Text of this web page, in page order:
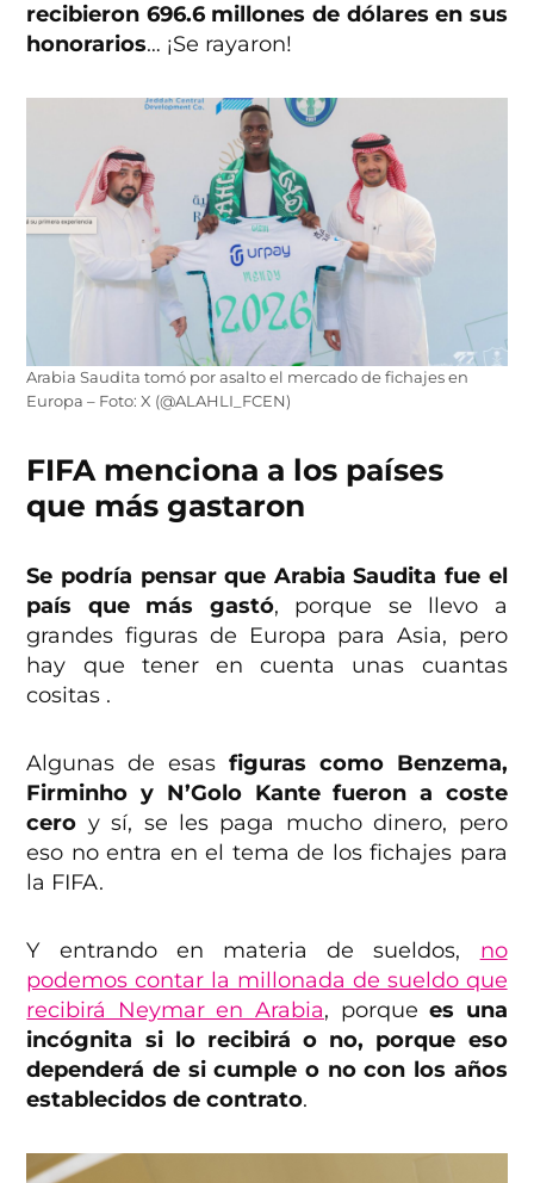
recibieron 696.6 millones de dólares en sus
honorarios… ¡Se rayaron!
Arabia Saudita tomó por asalto el mercado de fichajes en
Europa – Foto: X (@ALAHLI_FCEN)
FIFA menciona a los países
que más gastaron
Se podría pensar que Arabia Saudita fue el
país que más gastó, porque se llevo a
grandes figuras de Europa para Asia, pero
hay que tener en cuenta unas cuantas
cositas .
Algunas de esas figuras como Benzema,
Firminho y N’Golo Kante fueron a coste
cero y sí, se les paga mucho dinero, pero
eso no entra en el tema de los fichajes para
la FIFA.
Y entrando en materia de sueldos, no
podemos contar la millonada de sueldo que
recibirá Neymar en Arabia, porquees una
incógnita si lo recibirá o no, porque eso
dependerá de si cumple o no con los años
establecidos de contrato.